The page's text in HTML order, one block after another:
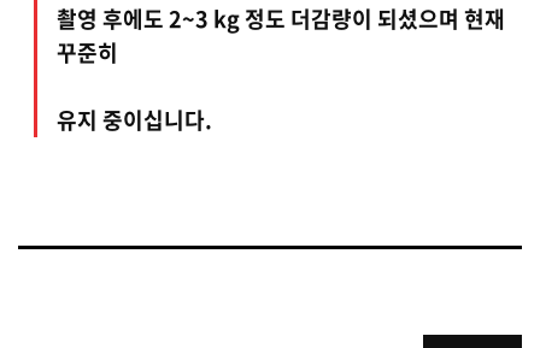
촬영 후에도 2~3 kg 정도 더감량이 되셨으며 현재
꾸준히
유지 중이십니다.